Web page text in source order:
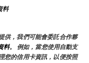
料
供，我們可能會委託合作夥
料。 例如，當您使用自動支
您的信用卡資訊，以便按照